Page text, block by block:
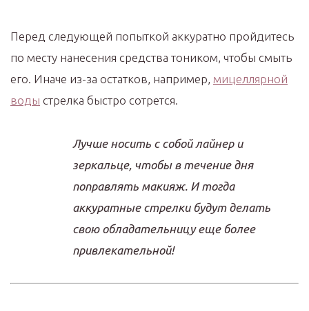
Перед следующей попыткой аккуратно пройдитесь
по месту нанесения средства тоником, чтобы смыть
его. Иначе из-за остатков, например, мицеллярной
воды стрелка быстро сотрется.
Лучше носить с собой лайнер и
зеркальце, чтобы в течение дня
поправлять макияж. И тогда
аккуратные стрелки будут делать
свою обладательницу еще более
привлекательной!